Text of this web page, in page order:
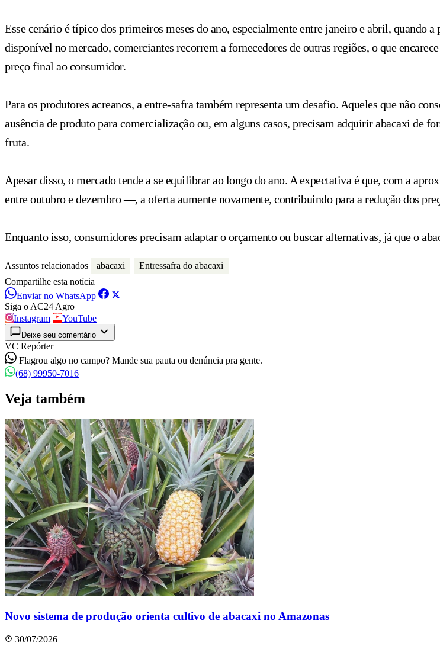
Esse cenário é típico dos primeiros meses do ano, especialmente entre janeiro e abril,
disponível no mercado, comerciantes recorrem a fornecedores de outras regiões, o que
preço final ao consumidor.
Para os produtores acreanos, a entre-safra também representa um desafio. Aqueles que não
ausência de produto para comercialização ou, em alguns casos, precisam adquirir abacaxi de
fruta.
Apesar disso, o mercado tende a se equilibrar ao longo do ano. A expectativa é que, com a
entre outubro e dezembro —, a oferta aumente novamente, contribuindo para a redução dos
Enquanto isso, consumidores precisam adaptar o orçamento ou buscar alternativas, já que o
Assuntos relacionados abacaxi
Entressafra do abacaxi
Compartilhe esta notícia
Enviar no WhatsApp
Siga o AC24 Agro
Instagram
YouTube
Deixe seu comentário
VC Repórter
Flagrou algo no campo? Mande sua pauta ou denúncia pra gente.
(68) 99950-7016
Veja também
Novo sistema de produção orienta cultivo de abacaxi no Amazonas
30/07/2026